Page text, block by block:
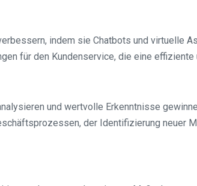
indem sie Chatbots und virtuelle
für den Kundenservice, die eine
und wertvolle Erkenntnisse
der Identifizierung neuer